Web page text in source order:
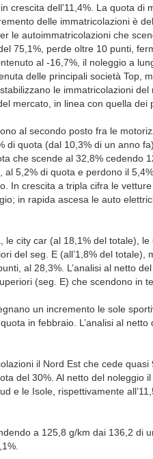
crescita dell’11,4%. La quota di
delle immatricolazioni è
le autoimmatricolazioni che
75,1%, perde oltre 10 punti,
al -16,7%, il noleggio a
delle principali società Top,
le immatricolazioni
mercato, in linea con quella dei
al secondo posto fra le
quota (dal 10,3% di un anno
che scende al 32,8% cedendo
5,2% di quota e perdono il
In crescita a tripla cifra le
in rapida ascesa le auto
city car (al 18,1% del totale),
del seg. E (all’1,8% del totale),
al 28,3%. L’analisi al netto
(seg. E) che scendono in
un incremento le sole
in febbraio. L’analisi al netto
il Nord Est che cede quasi
del 30%. Al netto del noleggio
e le Isole, rispettivamente
a 125,8 g/km dai 136,2 di